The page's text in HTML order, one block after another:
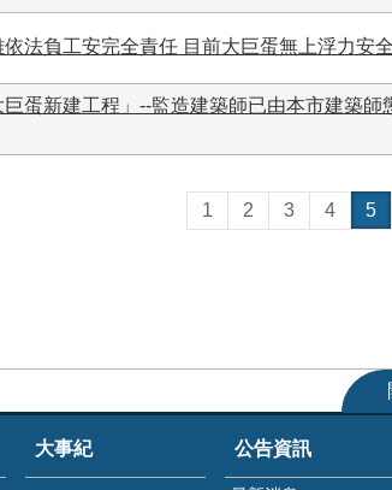
法負工安完全責任 目前大巨蛋無上浮力安
巨蛋新建工程」--監造建築師已由本市建築師
1 2 3 4 5
大事紀 公告資訊